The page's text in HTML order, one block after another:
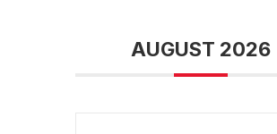
AUGUST 2026